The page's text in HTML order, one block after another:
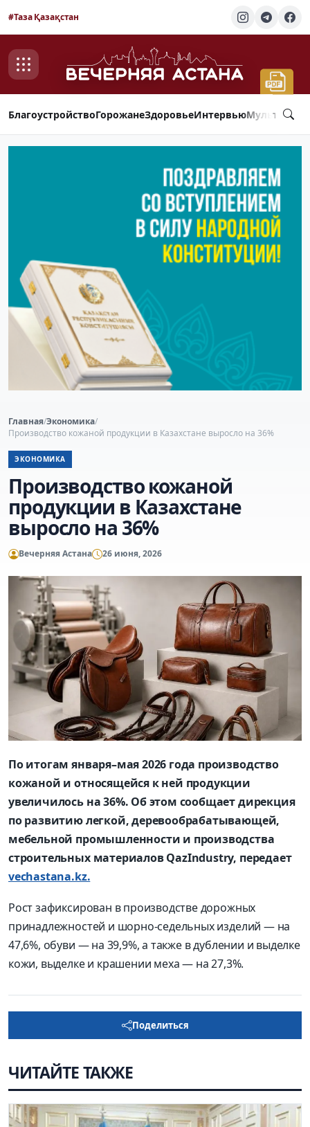
#Таза Қазақстан
БлагоустройствоГорожанеЗдоровьеИнтервью
Главная/Экономика/
Производство кожаной продукции в Казахстане выросло на 36%
ЭКОНОМИКА
Производство кожаной
продукции в Казахстане
выросло на 36%
Вечерняя Астана 26 июня, 2026
По итогам января–мая 2026 года производство
кожаной и относящейся к ней продукции
увеличилось на 36%. Об этом сообщает дирекция
по развитию легкой, деревообрабатывающей,
мебельной промышленности и производства
строительных материалов QazIndustry, передает
vechastana.kz.
Рост зафиксирован в производстве дорожных
принадлежностей и шорно-седельных изделий — на
47,6%, обуви — на 39,9%, а также в дублении и выделке
кожи, выделке и крашении меха — на 27,3%.
Поделиться
ЧИТАЙТЕ ТАКЖЕ